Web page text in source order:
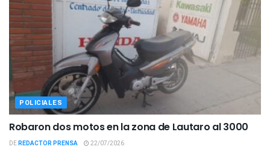
POLICIALES
Robaron dos motos en la zona de Lautaro al 3000
DEREDACTOR PRENSA 22/07/2026